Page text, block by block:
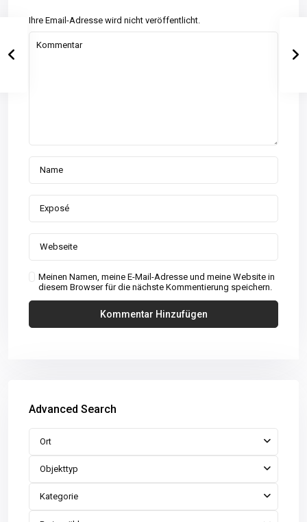
Ihre Email-Adresse wird nicht veröffentlicht.
Meinen Namen, meine E-Mail-Adresse und meine Website in
diesem Browser für die nächste Kommentierung speichern.
Advanced Search
Ort
Objekttyp
Kategorie